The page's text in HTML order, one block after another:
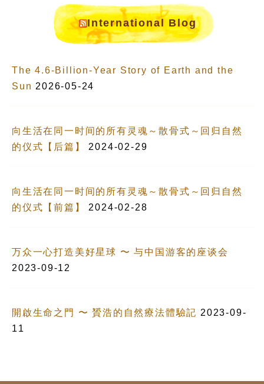
International Blog
The 4.6-Billion-Year Story of Earth and the
Sun 2026-05-24
向生活在同一时间的所有灵魂～散骨式～回归自然
的仪式【后篇】
2024-02-29
向生活在同一时间的所有灵魂～散骨式～回归自然
的仪式【前篇】
2024-02-28
万众一心打造美好星球 〜 与中国游客的座谈会
2023-09-12
開啟生命之門 〜 贇浩的自然療法體驗記 2023-09-
11